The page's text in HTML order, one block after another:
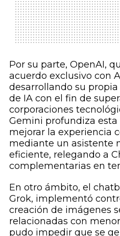
Por su parte, OpenAI,
acuerdo exclusivo con
desarrollando su
de IA con el fin de
corporaciones
Gemini profundiza esta
mejorar la experiencia
mediante un asistente
eficiente, relegando a
complementarias en
En otro ámbito, el
Grok, implementó
creación de imágenes
relacionadas con
pudo impedir que se